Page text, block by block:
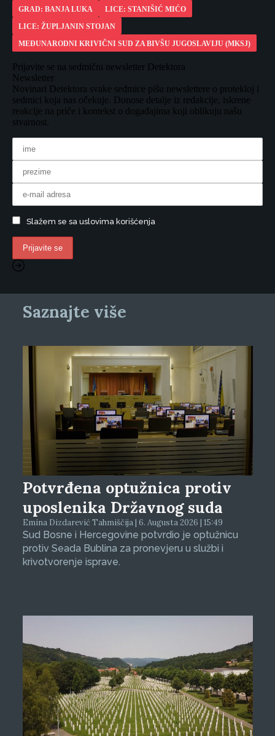
GRAD: BANJA LUKA
LICE: STANIŠIĆ MIĆO
LICE: ŽUPLJANIN STOJAN
MEĐUNARODNI KRIVIČNI SUD ZA BIVŠU JUGOSLAVIJU (MKSJ)
Prijavite se na sedmični newsletter Detektora
Newsletter
Novinari Detektora svake sedmice pišu newslettere o protekloj i
sedmici koja nas očekuje. Donose detalje iz redakcije, iskrene
reakcije na priče i kontekst o događajima koji oblikuju našu
stvarnost.
Slažem se sa uslovima korišćenja
Saznajte više
Potvrđena optužnica protiv
uposlenika Državnog suda
Emina Dizdarević Tahmiščija | 6. Augusta 2026 | 15:49
Sud Bosne i Hercegovine potvrdio je optužnicu
protiv Seada Bublina za pronevjeru u službi i
krivotvorenje isprave.